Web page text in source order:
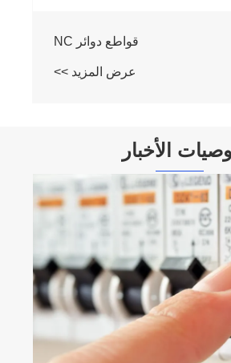
قواطع دوائر NC
عرض المزيد >>
الأخبار
مفتاح النقل اليدوي للمولد ضروريًا
على طاقة احتياطية آمنة وموثوقة
عرض المزيد >>